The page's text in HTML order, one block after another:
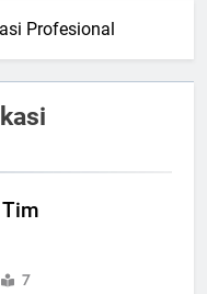
Profesional
7